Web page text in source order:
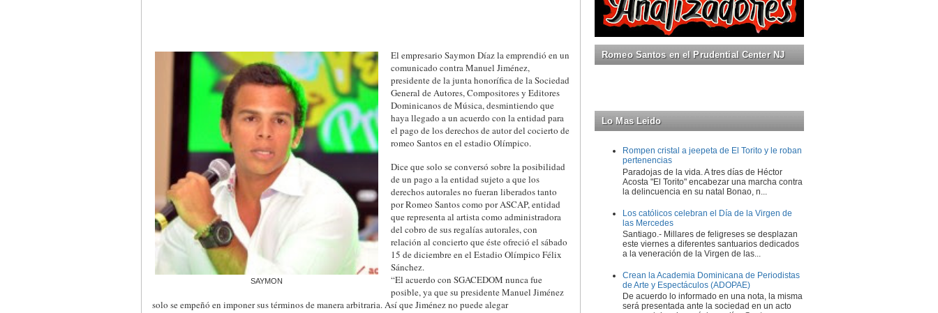
SAYMON
El empresario Saymon Díaz la emprendió en un
comunicado contra Manuel Jiménez,
presidente de la junta honorífica de la Sociedad
General de Autores, Compositores y Editores
Dominicanos de Música, desmintiendo que
haya llegado a un acuerdo con la entidad para
el pago de los derechos de autor del cocierto de
romeo Santos en el estadio Olímpico.
Dice que solo se conversó sobre la posibilidad
de un pago a la entidad sujeto a que los
derechos autorales no fueran liberados tanto
por Romeo Santos como por ASCAP, entidad
que representa al artista como administradora
del cobro de sus regalías autorales, con
relación al concierto que éste ofreció el sábado
15 de diciembre en el Estadio Olímpico Félix
Sánchez.
“El acuerdo con SGACEDOM nunca fue
posible, ya que su presidente Manuel Jiménez
solo se empeñó en imponer sus términos de manera arbitraria. Así que Jiménez no puede alegar
Romeo Santos en el Prudential Center NJ
Lo Mas Leido
Rompen cristal a jeepeta de El Torito y le roban
pertenencias
Paradojas de la vida. A tres días de Héctor
Acosta "El Torito" encabezar una marcha contra
la delincuencia en su natal Bonao, n...
Los católicos celebran el Día de la Virgen de
las Mercedes
Santiago.- Millares de feligreses se desplazan
este viernes a diferentes santuarios dedicados
a la veneración de la Virgen de las...
Crean la Academia Dominicana de Periodistas
de Arte y Espectáculos (ADOPAE)
De acuerdo lo informado en una nota, la misma
será presentada ante la sociedad en un acto